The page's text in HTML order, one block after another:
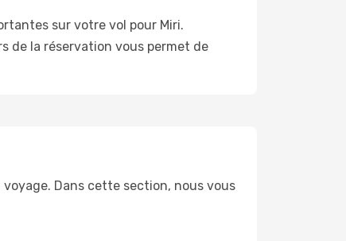
sur votre vol pour Miri.
de la réservation vous permet de
Dans cette section, nous vous